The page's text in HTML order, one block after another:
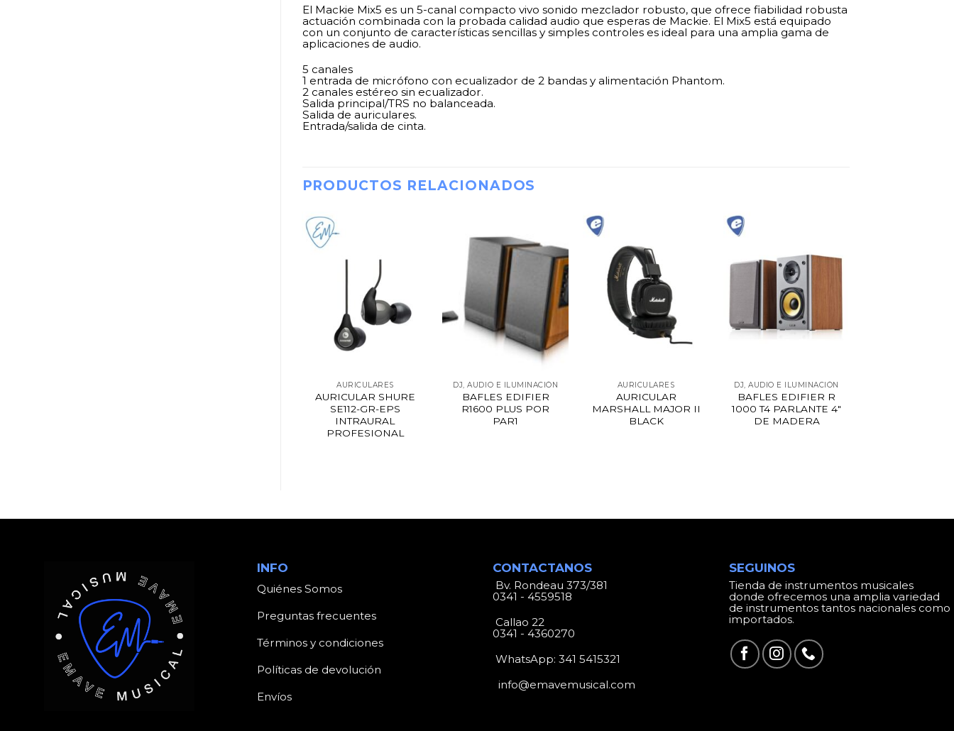
El Mackie Mix5 es un 5-canal compacto vivo sonido mezclador robusto, que ofrece fiabilidad robusta
actuación combinada con la probada calidad audio que esperas de Mackie. El Mix5 está equipado
con un conjunto de características sencillas y simples controles es ideal para una amplia gama de
aplicaciones de audio.
5 canales
1 entrada de micrófono con ecualizador de 2 bandas y alimentación Phantom.
2 canales estéreo sin ecualizador.
Salida principal/TRS no balanceada.
Salida de auriculares.
Entrada/salida de cinta.
PRODUCTOS RELACIONADOS
AURICULARES
AURICULAR SHURE
SE112-GR-EPS
INTRAURAL
PROFESIONAL
DJ, AUDIO E ILUMINACIÓN
BAFLES EDIFIER
R1600 PLUS POR
PAR1
AURICULARES
AURICULAR
MARSHALL MAJOR II
BLACK
DJ, AUDIO E ILUMINACIÓN
BAFLES EDIFIER R
1000 T4 PARLANTE 4″
DE MADERA
INFO
Quiénes Somos
Preguntas frecuentes
Términos y condiciones
Políticas de devolución
Envíos
CONTACTANOS
Bv. Rondeau 373/381
0341 - 4559518
Callao 22
0341 - 4360270
WhatsApp:341 5415321
info@emavemusical.com
SEGUINOS
Tienda de instrumentos musicales
donde ofrecemos una amplia variedad
de instrumentos tantos nacionales como
importados.